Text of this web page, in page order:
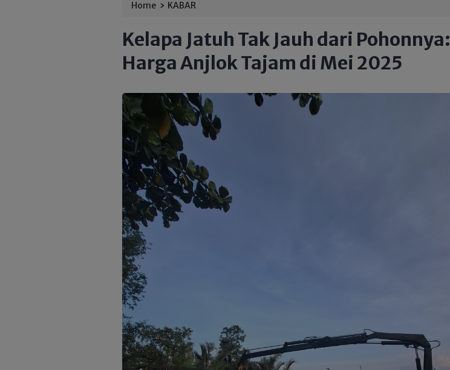
Home › KABAR
Kelapa Jatuh Tak Jauh dari Pohonnya:
Harga Anjlok Tajam di Mei 2025